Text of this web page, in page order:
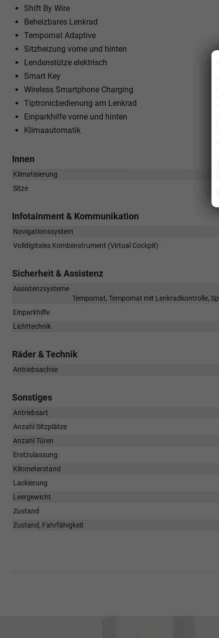
Shift By Wire
Beheizbares Lenkrad
Tempomat Adaptive
Sitzheizung vorne und hinten
Lendenstütze elektrisch
Smart Key
Wireless Smartphone Charging
Tiptronicbedienung am Lenkrad
Einparkhilfe vorne und hinten
Klimaautomatik
Innen
Klimatisierung
Sitze
Infotainment & Kommunikation
Navigationssystem
Volldigitales Kombiinstrument (Virtual Cockpit)
Sicherheit & Assistenz
Assistenzsysteme
Tempomat, Tempomat mit Lenkradkontrolle,
Einparkhilfe
Lichttechnik
Räder & Technik
Antriebsachse
Sonstiges
Antriebsart
Anzahl Sitzplätze
Anzahl Türen
Erstzulassung
Kilometerstand
Lackierung
Leergewicht
Zustand
Zustand, Fahrfähigkeit